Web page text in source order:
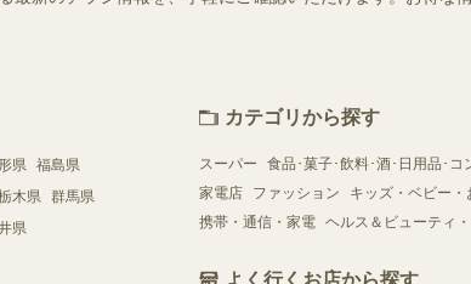
県 福島県
木県 群馬県
県
カテゴリから探す
スーパー
食品･菓子･飲料･酒･日用品･コ
家電店
ファッション
キッズ・ベビー・
携帯・通信・家電 ヘルス＆ビューティ
よく行くお店から探す